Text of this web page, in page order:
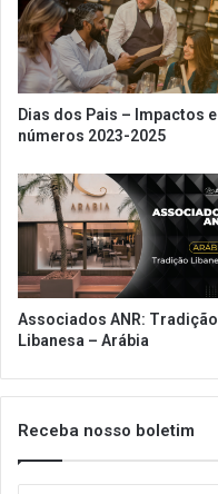
Dias dos Pais – Impactos e
números 2023-2025
Associados ANR: Tradição
Libanesa – Arábia
Receba nosso boletim